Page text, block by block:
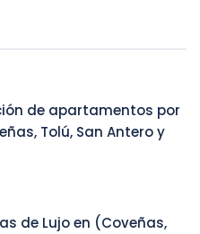
de apartamentos por
Tolú, San Antero y
de Lujo en (Coveñas,